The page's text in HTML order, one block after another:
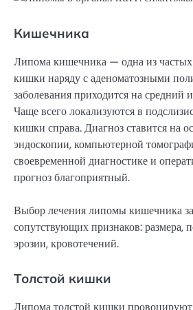
Кишечника
Липома кишечника — одна из
кишки наряду с аденоматозными
заболевания приходится на средний
Чаще всего локализуются в
кишки справа. Диагноз ставится на
эндоскопии, компьютерной
своевременной диагностике и
прогноз благоприятный.
Выбор лечения липомы кишечника
сопутствующих признаков: размера,
эрозии, кровотечений.
Толстой кишки
Липома толстой кишки